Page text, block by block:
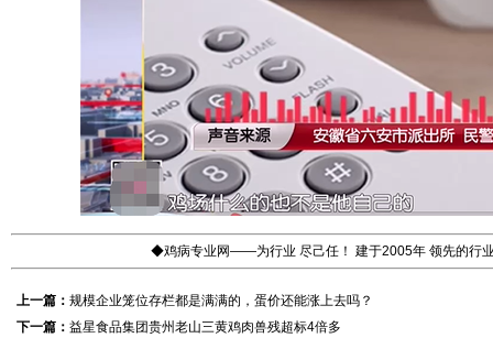
◆鸡病专业网——为行业 尽己任！ 建于2005年 领先的行
上一篇： 规模企业笼位存栏都是满满的，蛋价还能涨上去吗？
下一篇： 益星食品集团贵州老山三黄鸡肉兽残超标4倍多